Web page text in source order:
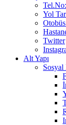
Tel.No:
Yol
Twitter
Alt Yapı
Sosyal